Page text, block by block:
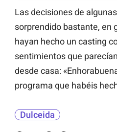
Las decisiones de
sorprendido bastante, en
hayan hecho un casting
sentimientos que
desde casa:
programa que habéis
Dulceida